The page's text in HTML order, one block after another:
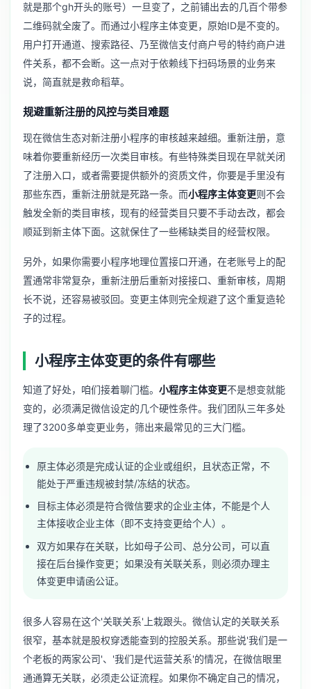
就是那个gh开头的账号）一旦变了，之前铺出去的几百个带参
二维码就全废了。而通过小程序主体变更，原始ID是不变的。
用户打开通道、搜索路径、乃至微信支付商户号的特约商户进
件关系，都不会断。这一点对于依赖线下扫码场景的业务来
说，简直就是救命稻草。
规避重新注册的风控与类目难题
现在微信生态对新注册小程序的审核越来越细。重新注册，意
味着你要重新经历一次类目审核。有些特殊类目现在早就关闭
了注册入口，或者需要提供额外的资质文件，你要是手里没有
那些东西，重新注册就是死路一条。而小程序主体变更则不会
触发全新的类目审核，现有的经营类目只要不手动去改，都会
顺延到新主体下面。这就保住了一些稀缺类目的经营权限。
另外，如果你需要小程序地理位置接口开通，在老账号上的配
置通常非常复杂，重新注册后重新对接接口、重新审核，周期
长不说，还容易被驳回。变更主体则完全规避了这个重复造轮
子的过程。
小程序主体变更的条件有哪些
知道了好处，咱们接着聊门槛。 小程序主体变更不是想变就能
变的，必须满足微信设定的几个硬性条件。我们团队三年多处
理了3200多单变更业务，筛出来最常见的三大门槛。
原主体必须是完成认证的企业或组织，且状态正常，不
能处于严重违规被封禁/冻结的状态。
目标主体必须是符合微信要求的企业主体，不能是个人
主体接收企业主体（即不支持变更给个人）。
双方如果存在关联，比如母子公司、总分公司，可以直
接在后台操作变更；如果没有关联关系，则必须办理主
体变更申请函公证。
很多人容易在这个'关联关系'上栽跟头。微信认定的关联关系
很窄，基本就是股权穿透能查到的控股关系。那些说'我们是一
个老板的两家公司'、'我们是代运营关系'的情况，在微信眼里
通通算无关联，必须走公证流程。如果你不确定自己的情况，